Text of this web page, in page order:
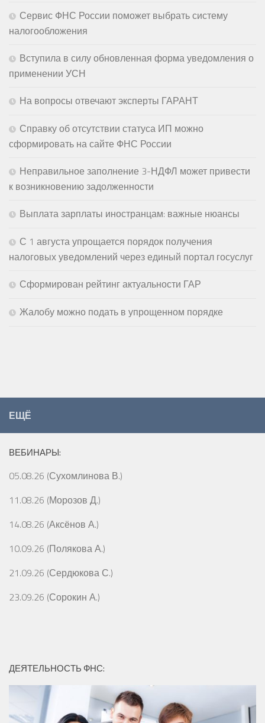
Сервис ФНС России поможет выбрать систему
налогообложения
Вступила в силу обновленная форма уведомления о
применении УСН
На вопросы отвечают эксперты ГАРАНТ
Справку об отсутствии статуса ИП можно
сформировать на сайте ФНС России
Неправильное заполнение 3-НДФЛ может привести
к возникновению задолженности
Выплата зарплаты иностранцам: важные нюансы
С 1 августа упрощается порядок получения
налоговых уведомлений через единый портал госуслуг
Сформирован рейтинг актуальности ГАР
Жалобу можно подать в упрощенном порядке
ЕЩЁ
ВЕБИНАРЫ:
05.08.26 (Сухомлинова В.)
11.08.26 (Морозов Д.)
14.08.26 (Аксёнов А.)
10.09.26 (Полякова А.)
21.09.26 (Сердюкова С.)
23.09.26 (Сорокин А.)
ДЕЯТЕЛЬНОСТЬ ФНС: